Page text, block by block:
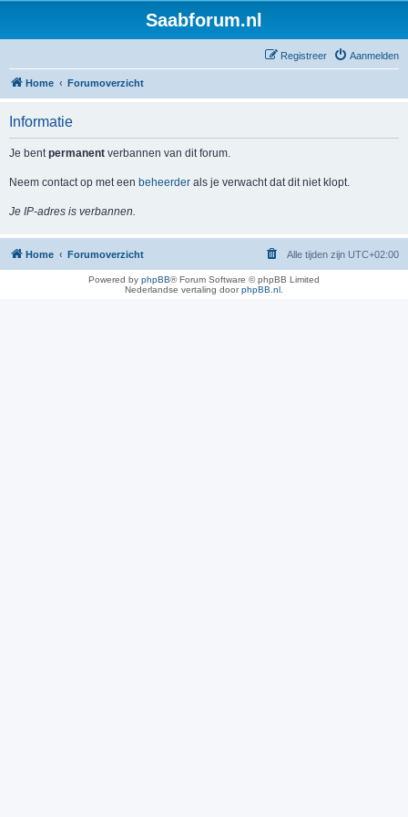
Saabforum.nl
Aanmelden
Registreer
Home Forumoverzicht
Informatie
Je bentpermanent verbannen van dit forum.
Neem contact op met een beheerder als je verwacht dat dit niet klopt.
Je IP-adres is verbannen.
Home Forumoverzicht Alle tijden zijn UTC+02:00
Powered by phpBB® Forum Software © phpBB Limited
Nederlandse vertaling doorphpBB.nl